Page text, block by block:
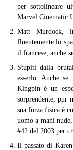
per sottolineare
Marvel Cinematic
Matt Murdock,
fluentemente lo
il francese, anche
Stupiti dalla
esserlo. Anche se
Kingpin è un
sorprendente, pur
sua forza fisica è
uomo a mani
#42 del 2003 per
Il passato di